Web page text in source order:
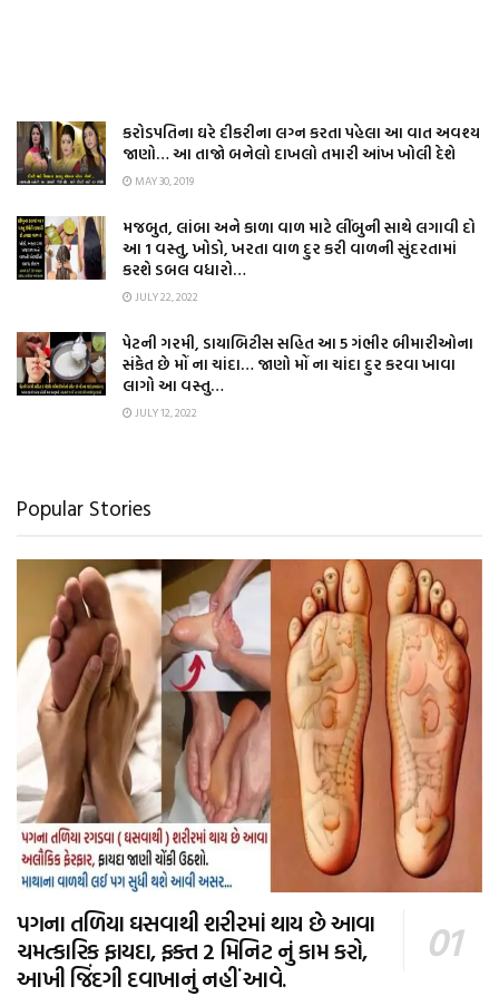
કરોડપતિના ઘરે દીકરીના લગ્ન કરતા પહેલા આ વાત અવશ્ય
જાણો… આ તાજો બનેલો દાખલો તમારી આંખ ખોલી દેશે
MAY 30, 2019
મજબુત, લાંબા અને કાળા વાળ માટે લીંબુની સાથે લગાવી દો
આ 1 વસ્તુ, ખોડો, ખરતા વાળ દુર કરી વાળની સુંદરતામાં
કરશે ડબલ વધારો…
JULY 22, 2022
પેટની ગરમી, ડાયાબિટીસ સહિત આ 5 ગંભીર બીમારીઓના
સંકેત છે મોં ના ચાંદા… જાણો મોં ના ચાંદા દુર કરવા ખાવા
લાગો આ વસ્તુ…
JULY 12, 2022
Popular Stories
પગના તળિયા ઘસવાથી શરીરમાં થાય છે આવા
ચમત્કારિક ફાયદા, ફક્ત 2 મિનિટ નું કામ કરો,
આખી જિંદગી દવાખાનું નહીં આવે.